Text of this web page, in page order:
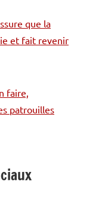
que la
et fait revenir
faire,
patrouilles